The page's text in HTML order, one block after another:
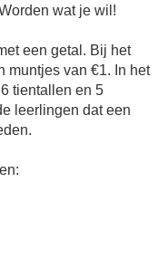
wat je wil!
een getal. Bij het
muntjes van €1. In het
tientallen en 5
leerlingen dat een